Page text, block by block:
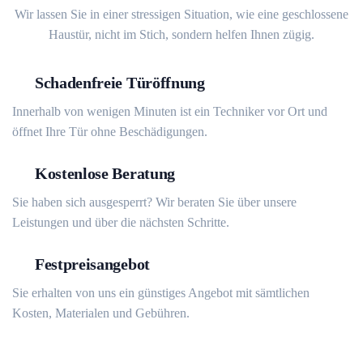
Wir lassen Sie in einer stressigen Situation, wie eine geschlossene
Haustür, nicht im Stich, sondern helfen Ihnen zügig.
Schadenfreie Türöffnung
Innerhalb von wenigen Minuten ist ein Techniker vor Ort und
öffnet Ihre Tür ohne Beschädigungen.
Kostenlose Beratung
Sie haben sich ausgesperrt? Wir beraten Sie über unsere
Leistungen und über die nächsten Schritte.
Festpreisangebot
Sie erhalten von uns ein günstiges Angebot mit sämtlichen
Kosten, Materialen und Gebühren.